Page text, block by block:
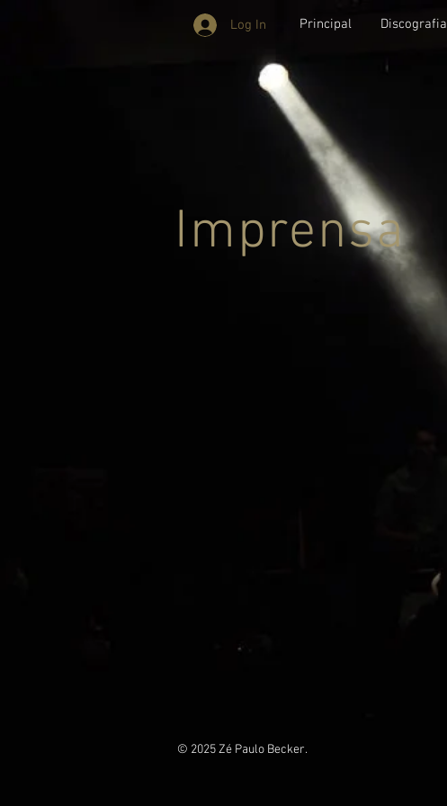
Log In Principal Discografia
Imprensa
© 2025 Zé Paulo Becker.